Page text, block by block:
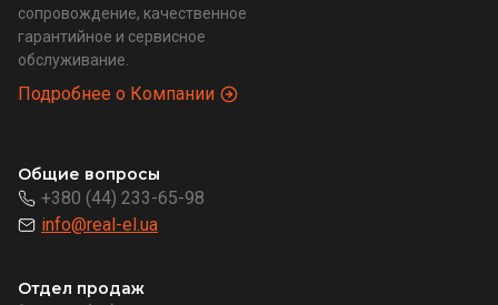
сопровождение, качественное
гарантийное и сервисное
обслуживание.
Подробнее о Компании
Общие вопросы
+380 (44) 233-65-98
info@real-el.ua
Отдел продаж